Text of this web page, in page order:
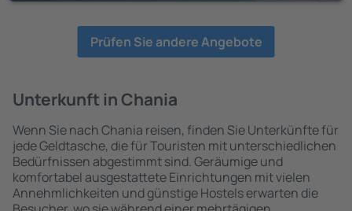
Prüfen Sie andere Angebote
Unterkunft in Chania
Wenn Sie nach Chania reisen, finden Sie Unterkünfte für
jede Geldtasche, die für Touristen mit unterschiedlichen
Bedürfnissen abgestimmt sind. Geräumige und
komfortabel ausgestattete Einrichtungen mit vielen
Annehmlichkeiten und günstige Hostels erwarten die